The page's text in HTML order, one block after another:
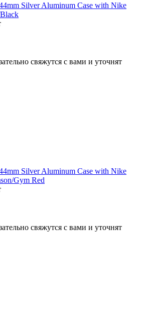
Silver Aluminum Case with Nike
свяжутся с вами и уточнят
Silver Aluminum Case with Nike
Gym Red
свяжутся с вами и уточнят